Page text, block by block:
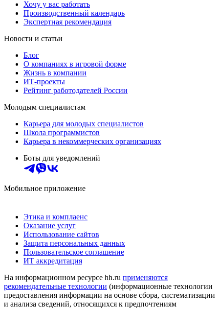
Хочу у вас работать
Производственный календарь
Экспертная рекомендация
Новости и статьи
Блог
О компаниях в игровой форме
Жизнь в компании
ИТ-проекты
Рейтинг работодателей России
Молодым специалистам
Карьера для молодых специалистов
Школа программистов
Карьера в некоммерческих организациях
Боты для уведомлений
Мобильное приложение
Этика и комплаенс
Оказание услуг
Использование сайтов
Защита персональных данных
Пользовательское соглашение
ИТ аккредитация
На информационном ресурсе hh.ru применяются
рекомендательные технологии (информационные технологии
предоставления информации на основе сбора, систематизации
и анализа сведений, относящихся к предпочтениям